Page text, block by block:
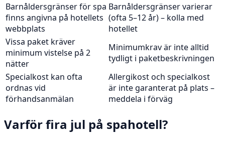
Barnåldersgränser för spa
finns angivna på hotellets
webbplats
Barnåldersgränser varierar
(ofta 5–12 år) – kolla med
hotellet
Vissa paket kräver
minimum vistelse på 2
nätter
Minimumkrav är inte alltid
tydligt i paketbeskrivningen
Specialkost kan ofta
ordnas vid
förhandsanmälan
Allergikost och specialkost
är inte garanterat på plats –
meddela i förväg
Varför fira jul på spahotell?